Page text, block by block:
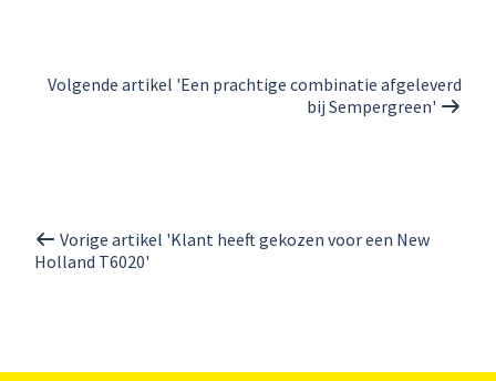
Volgende artikel 'Een prachtige combinatie afgeleverd
bij Sempergreen'
Vorige artikel 'Klant heeft gekozen voor een New
Holland T6020'